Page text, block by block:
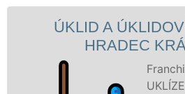
A ÚKLIDOVÉ SLUŽBY
HRADEC KRÁLOVÉ
Franchisová síť EXTRA
UKLÍZENÍ zajišťuje v